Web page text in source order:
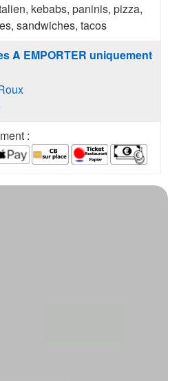
kebabs, paninis, pizza,
sandwiches, tacos
A EMPORTER uniquement
: